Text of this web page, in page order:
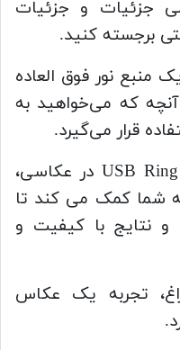
جزئیات و جزئیات
برجسته کنید.
منبع نور فوق العاده
که می‌خواهید به
قرار می‌گیرد.
در نهایت، استفاده از USB Ring Light در عکاسی،
شما کمک می کند تا
و نتایج با کیفیت و
تجربه یک عکاس